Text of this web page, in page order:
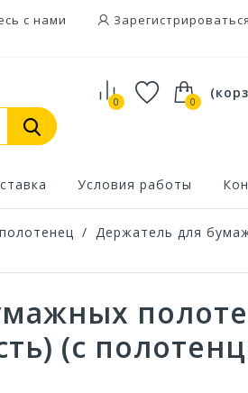
с нами
0
0
Условия работы
/ Держатель для
(с